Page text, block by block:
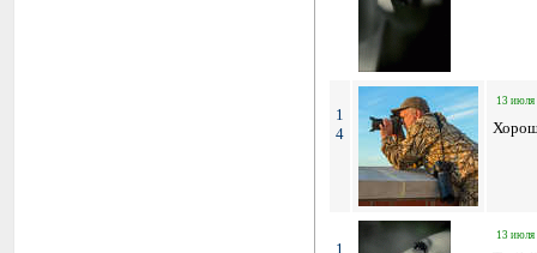
1
4
13 июля
1
13 июля